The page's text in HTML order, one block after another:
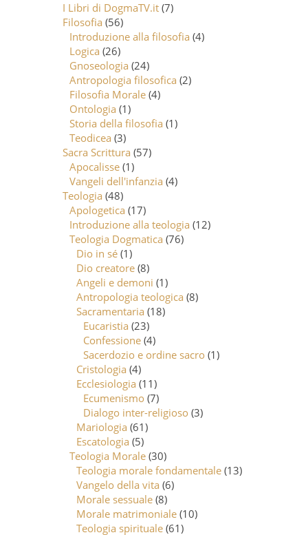
I Libri di DogmaTV.it (7)
Filosofia (56)
Introduzione alla filosofia (4)
Logica (26)
Gnoseologia (24)
Antropologia filosofica (2)
Filosofia Morale (4)
Ontologia (1)
Storia della filosofia (1)
Teodicea (3)
Sacra Scrittura (57)
Apocalisse (1)
Vangeli dell'infanzia (4)
Teologia (48)
Apologetica (17)
Introduzione alla teologia (12)
Teologia Dogmatica (76)
Dio in sé (1)
Dio creatore (8)
Angeli e demoni (1)
Antropologia teologica (8)
Sacramentaria (18)
Eucaristia (23)
Confessione (4)
Sacerdozio e ordine sacro (1)
Cristologia (4)
Ecclesiologia (11)
Ecumenismo (7)
Dialogo inter-religioso (3)
Mariologia (61)
Escatologia (5)
Teologia Morale (30)
Teologia morale fondamentale (13)
Vangelo della vita (6)
Morale sessuale (8)
Morale matrimoniale (10)
Teologia spirituale (61)